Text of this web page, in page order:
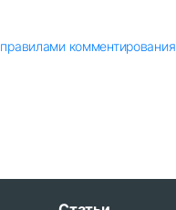
правилами комментирования